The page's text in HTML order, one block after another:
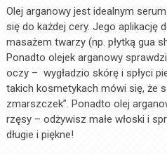
Olej arganowy jest idealnym
się do każdej cery. Jego aplikację
masażem twarzy (np. płytką gua
Ponadto olejek arganowy
oczy – wygładzio skórę i spłyci
takich kosmetykach mówi się, że
zmarszczek”. Ponadto olej
rzęsy – odżywisz małe włoski i
długie i piękne!